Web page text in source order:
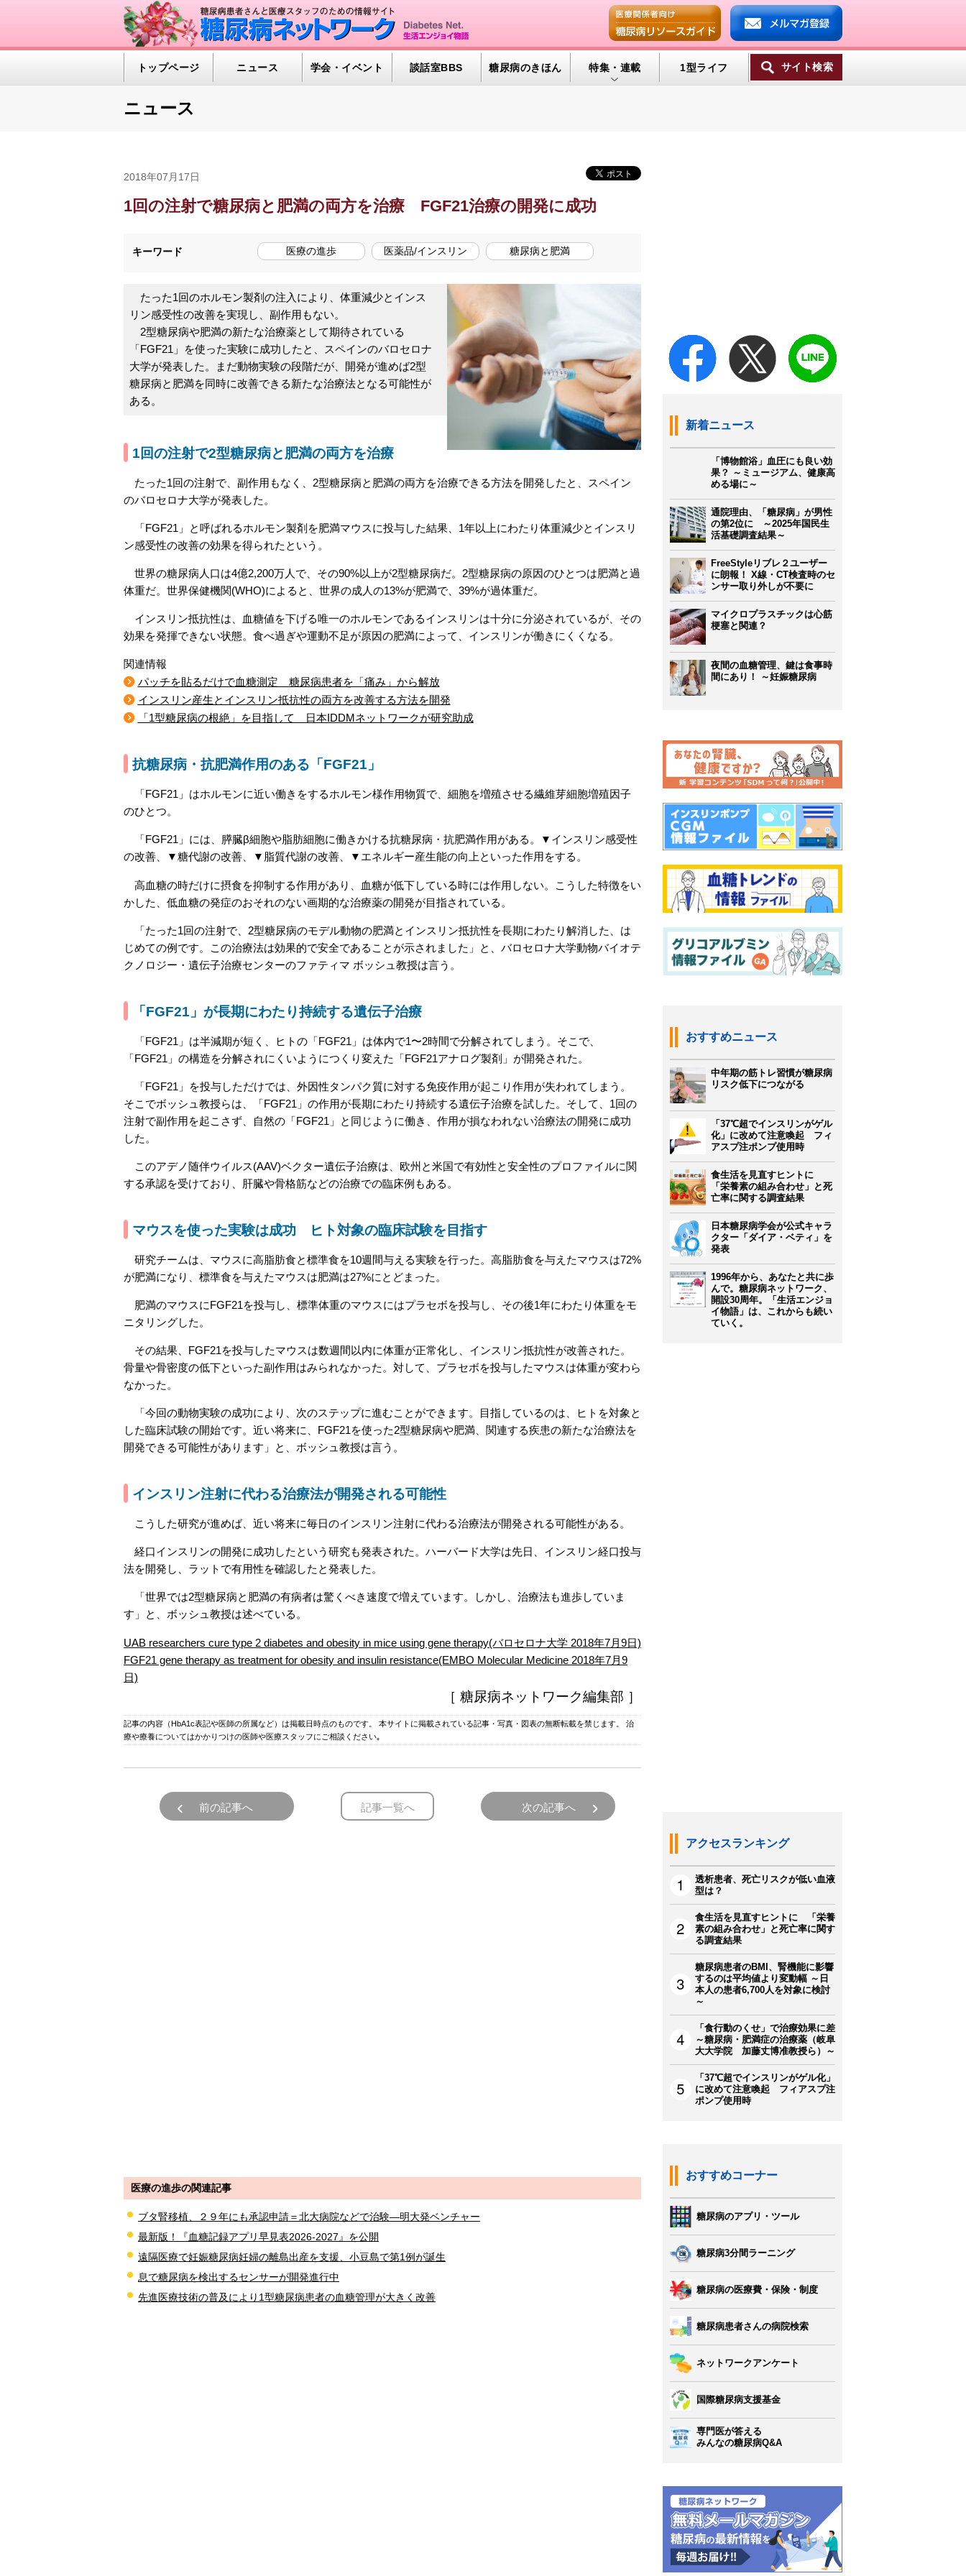
トップページ ニュース 学会・イベント 談話室BBS 糖尿病のきほん 特集・連載
グリコアルブミン
1型ライフ サイト検索
ニュース
2018年07月17日
1回の注射で糖尿病と肥満の両方を治療 FGF21治療の開発に成功
キーワード 医療の進歩 医薬品/インスリン 糖尿病と肥満
たった1回のホルモン製剤の注入により、体重減少とインス
リン感受性の改善を実現し、副作用もない。
2型糖尿病や肥満の新たな治療薬として期待されている
「FGF21」を使った実験に成功したと、スペインのバロセロナ
大学が発表した。まだ動物実験の段階だが、開発が進めば2型
糖尿病と肥満を同時に改善できる新たな治療法となる可能性が
ある。
1回の注射で2型糖尿病と肥満の両方を治療
たった1回の注射で、副作用もなく、2型糖尿病と肥満の両方を治療できる方法を開発したと、スペイン
のバロセロナ大学が発表した。
「FGF21」と呼ばれるホルモン製剤を肥満マウスに投与した結果、1年以上にわたり体重減少とインスリ
ン感受性の改善の効果を得られたという。
世界の糖尿病人口は4億2,200万人で、その90%以上が2型糖尿病だ。2型糖尿病の原因のひとつは肥満と過
体重だ。世界保健機関(WHO)によると、世界の成人の13%が肥満で、39%が過体重だ。
インスリン抵抗性は、血糖値を下げる唯一のホルモンであるインスリンは十分に分泌されているが、その
効果を発揮できない状態。食べ過ぎや運動不足が原因の肥満によって、インスリンが働きにくくなる。
関連情報
パッチを貼るだけで血糖測定 糖尿病患者を「痛み」から解放
インスリン産生とインスリン抵抗性の両方を改善する方法を開発
「1型糖尿病の根絶」を目指して 日本IDDMネットワークが研究助成
抗糖尿病・抗肥満作用のある「FGF21」
「FGF21」はホルモンに近い働きをするホルモン様作用物質で、細胞を増殖させる繊維芽細胞増殖因子
のひとつ。
「FGF21」には、膵臓β細胞や脂肪細胞に働きかける抗糖尿病・抗肥満作用がある。▼インスリン感受性
の改善、▼糖代謝の改善、▼脂質代謝の改善、▼エネルギー産生能の向上といった作用をする。
高血糖の時だけに摂食を抑制する作用があり、血糖が低下している時には作用しない。こうした特徴をい
かした、低血糖の発症のおそれのない画期的な治療薬の開発が目指されている。
「たった1回の注射で、2型糖尿病のモデル動物の肥満とインスリン抵抗性を長期にわたり解消した、は
じめての例です。この治療法は効果的で安全であることが示されました」と、バロセロナ大学動物バイオテ
クノロジー・遺伝子治療センターのファティマ ボッシュ教授は言う。
「FGF21」が長期にわたり持続する遺伝子治療
「FGF21」は半減期が短く、ヒトの「FGF21」は体内で1〜2時間で分解されてしまう。そこで、
「FGF21」の構造を分解されにくいようにつくり変えた「FGF21アナログ製剤」が開発された。
「FGF21」を投与しただけでは、外因性タンパク質に対する免疫作用が起こり作用が失われてしまう。
そこでボッシュ教授らは、「FGF21」の作用が長期にわたり持続する遺伝子治療を試した。そして、1回の
注射で副作用を起こさず、自然の「FGF21」と同じように働き、作用が損なわれない治療法の開発に成功
した。
このアデノ随伴ウイルス(AAV)ベクター遺伝子治療は、欧州と米国で有効性と安全性のプロファイルに関
する承認を受けており、肝臓や骨格筋などの治療での臨床例もある。
マウスを使った実験は成功 ヒト対象の臨床試験を目指す
研究チームは、マウスに高脂肪食と標準食を10週間与える実験を行った。高脂肪食を与えたマウスは72%
が肥満になり、標準食を与えたマウスは肥満は27%にとどまった。
肥満のマウスにFGF21を投与し、標準体重のマウスにはプラセボを投与し、その後1年にわたり体重をモ
ニタリングした。
その結果、FGF21を投与したマウスは数週間以内に体重が正常化し、インスリン抵抗性が改善された。
骨量や骨密度の低下といった副作用はみられなかった。対して、プラセボを投与したマウスは体重が変わら
なかった。
「今回の動物実験の成功により、次のステップに進むことができます。目指しているのは、ヒトを対象と
した臨床試験の開始です。近い将来に、FGF21を使った2型糖尿病や肥満、関連する疾患の新たな治療法を
開発できる可能性があります」と、ボッシュ教授は言う。
インスリン注射に代わる治療法が開発される可能性
こうした研究が進めば、近い将来に毎日のインスリン注射に代わる治療法が開発される可能性がある。
経口インスリンの開発に成功したという研究も発表された。ハーバード大学は先日、インスリン経口投与
法を開発し、ラットで有用性を確認したと発表した。
「世界では2型糖尿病と肥満の有病者は驚くべき速度で増えています。しかし、治療法も進歩していま
す」と、ボッシュ教授は述べている。
UAB researchers cure type 2 diabetes and obesity in mice using gene therapy(バロセロナ大学 2018年7月9日)
FGF21 gene therapy as treatment for obesity and insulin resistance(EMBO Molecular Medicine 2018年7月9
日)
［ 糖尿病ネットワーク編集部 ］
記事の内容（HbA1c表記や医師の所属など）は掲載日時点のものです。 本サイトに掲載されている記事・写真・図表の無断転載を禁じます。 治
療や療養についてはかかりつけの医師や医療スタッフにご相談ください｡
前の記事へ 記事一覧へ 次の記事へ
医療の進歩の関連記事
ブタ腎移植、２９年にも承認申請＝北大病院などで治験―明大発ベンチャー
最新版！『血糖記録アプリ早見表2026-2027』を公開
遠隔医療で妊娠糖尿病妊婦の離島出産を支援、小豆島で第1例が誕生
息で糖尿病を検出するセンサーが開発進行中
先進医療技術の普及により1型糖尿病患者の血糖管理が大きく改善
新着ニュース
「博物館浴」血圧にも良い効
果？ ～ミュージアム、健康高
める場に～
通院理由、「糖尿病」が男性
の第2位に ～2025年国民生
活基礎調査結果～
FreeStyleリブレ２ユーザー
に朗報！ X線・CT検査時のセ
ンサー取り外しが不要に
マイクロプラスチックは心筋
梗塞と関連？
夜間の血糖管理、鍵は食事時
間にあり！ ～妊娠糖尿病
おすすめニュース
中年期の筋トレ習慣が糖尿病
リスク低下につながる
「37℃超でインスリンがゲル
化」に改めて注意喚起 フィ
アスプ注ポンプ使用時
食生活を見直すヒントに
「栄養素の組み合わせ」と死
亡率に関する調査結果
日本糖尿病学会が公式キャラ
クター「ダイア・ベティ」を
発表
1996年から、あなたと共に歩
んで。糖尿病ネットワーク、
開設30周年。「生活エンジョ
イ物語」は、これからも続い
ていく。
アクセスランキング
透析患者、死亡リスクが低い血液
型は？
食生活を見直すヒントに 「栄養
素の組み合わせ」と死亡率に関す
る調査結果
糖尿病患者のBMI、腎機能に影響
するのは平均値より変動幅 ～日
本人の患者6,700人を対象に検討
～
「食行動のくせ」で治療効果に差
～糖尿病・肥満症の治療薬（岐阜
大大学院 加藤丈博准教授ら）～
「37℃超でインスリンがゲル化」
に改めて注意喚起 フィアスプ注
ポンプ使用時
おすすめコーナー
糖尿病のアプリ・ツール
糖尿病3分間ラーニング
糖尿病の医療費・保険・制度
糖尿病患者さんの病院検索
ネットワークアンケート
国際糖尿病支援基金
専門医が答える
みんなの糖尿病Q&A